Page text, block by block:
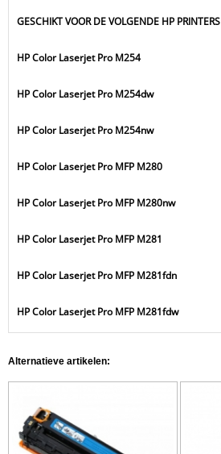
GESCHIKT VOOR DE VOLGENDE HP PRINTERS
HP Color Laserjet Pro M254
HP Color Laserjet Pro M254dw
HP Color Laserjet Pro M254nw
HP Color Laserjet Pro MFP M280
HP Color Laserjet Pro MFP M280nw
HP Color Laserjet Pro MFP M281
HP Color Laserjet Pro MFP M281fdn
HP Color Laserjet Pro MFP M281fdw
Alternatieve artikelen: